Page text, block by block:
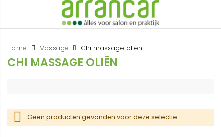
Home Massage Chi massage oliën
CHI MASSAGE OLIËN
Geen producten gevonden voor deze selectie.